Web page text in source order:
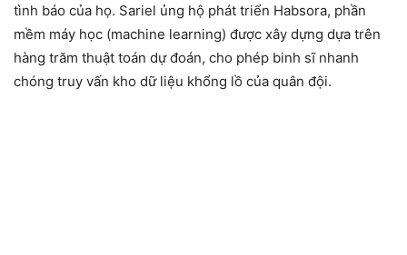
tình báo của họ. Sariel ủng hộ phát triển Habsora, phần
mềm máy học (machine learning) được xây dựng dựa trên
hàng trăm thuật toán dự đoán, cho phép binh sĩ nhanh
chóng truy vấn kho dữ liệu khổng lồ của quân đội.